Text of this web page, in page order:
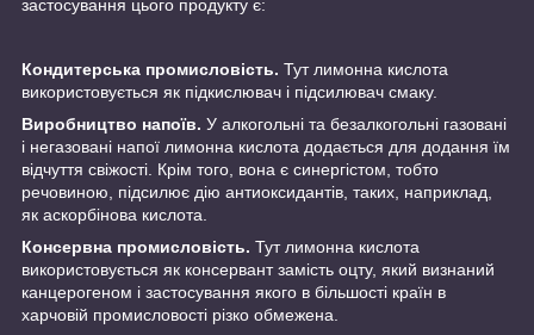
застосування цього продукту є:
Кондитерська промисловість. Тут лимонна кислота
використовується як підкислювач і підсилювач смаку.
Виробництво напоїв. У алкогольні та безалкогольні газовані
і негазовані напої лимонна кислота додається для додання їм
відчуття свіжості. Крім того, вона є синергістом, тобто
речовиною, підсилює дію антиоксидантів, таких, наприклад,
як аскорбінова кислота.
Консервна промисловість. Тут лимонна кислота
використовується як консервант замість оцту, який визнаний
канцерогеном і застосування якого в більшості країн в
харчовій промисловості різко обмежена.